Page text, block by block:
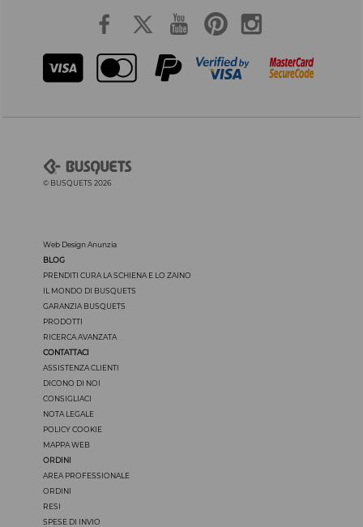
© BUSQUETS 2026
Web Design Anunzia
BLOG
PRENDITI CURA LA SCHIENA E LO ZAINO
IL MONDO DI BUSQUETS
GARANZIA BUSQUETS
PRODOTTI
RICERCA AVANZATA
CONTATTACI
ASSISTENZA CLIENTI
DICONO DI NOI
CONSIGLIACI
NOTA LEGALE
POLICY COOKIE
MAPPA WEB
ORDINI
AREA PROFESSIONALE
ORDINI
RESI
SPESE DI INVIO